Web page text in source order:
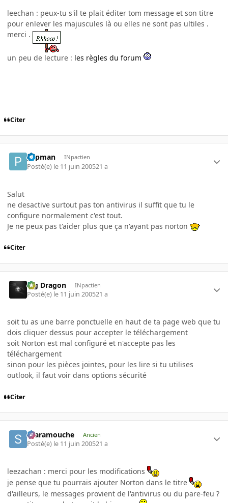
leechan : peux-tu s'il te plait éditer tom message et son titre
pour enlever les majuscules là ou elles ne sont pas ultiles .
merci .
un peu de lecture : les règles du forum
Citer
pcpman INpactien
Posté(e) le 11 juin 200521 a
Salut
ne desactive surtout pas ton antivirus il suffit que tu le
configure normalement c'est tout.
Je ne peux pas t'aider plus que ça n'ayant pas norton
Citer
Big Dragon INpactien
Posté(e) le 11 juin 200521 a
soit tu as une barre ponctuelle en haut de ta page web que tu
dois cliquer dessus pour accepter le téléchargement
soit Norton est mal configuré et n'accepte pas les
téléchargement
sinon pour les pièces jointes, pour les lire si tu utilises
outlook, il faut voir dans options sécurité
Citer
Scaramouche Ancien
Posté(e) le 11 juin 200521 a
leezachan : merci pour les modifications
je pense que tu pourrais ajouter Norton dans le titre
d'ailleurs, le messages provient de l'antivirus ou du pare-feu ?